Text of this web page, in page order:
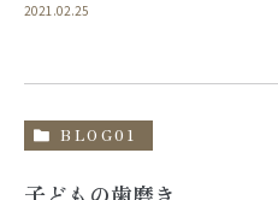
2021.02.25
BLOG01